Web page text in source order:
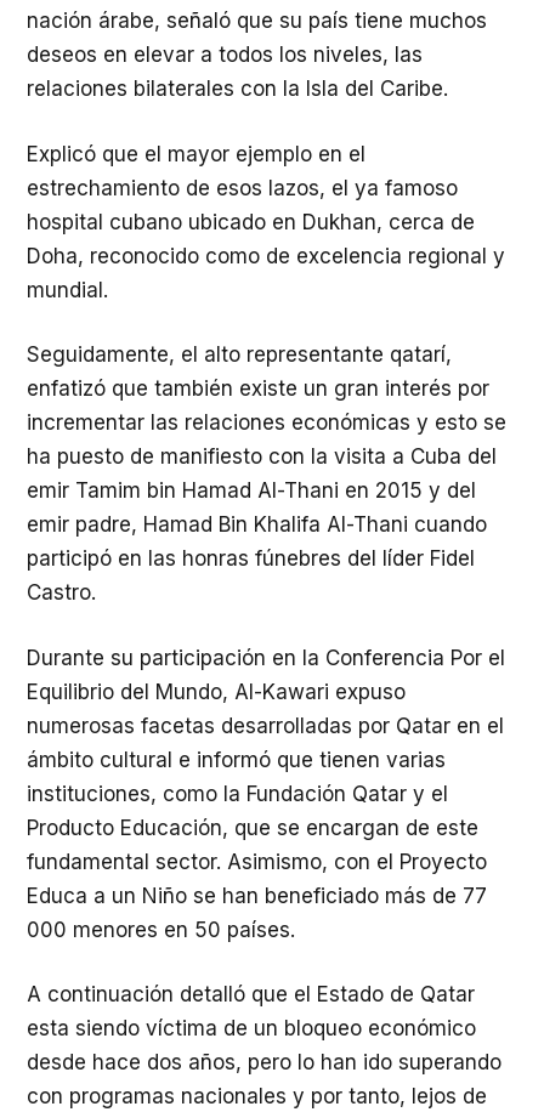
nación árabe, señaló que su país tiene muchos
deseos en elevar a todos los niveles, las
relaciones bilaterales con la Isla del Caribe.
Explicó que el mayor ejemplo en el
estrechamiento de esos lazos, el ya famoso
hospital cubano ubicado en Dukhan, cerca de
Doha, reconocido como de excelencia regional y
mundial.
Seguidamente, el alto representante qatarí,
enfatizó que también existe un gran interés por
incrementar las relaciones económicas y esto se
ha puesto de manifiesto con la visita a Cuba del
emir Tamim bin Hamad Al-Thani en 2015 y del
emir padre, Hamad Bin Khalifa Al-Thani cuando
participó en las honras fúnebres del líder Fidel
Castro.
Durante su participación en la Conferencia Por el
Equilibrio del Mundo, Al-Kawari expuso
numerosas facetas desarrolladas por Qatar en el
ámbito cultural e informó que tienen varias
instituciones, como la Fundación Qatar y el
Producto Educación, que se encargan de este
fundamental sector. Asimismo, con el Proyecto
Educa a un Niño se han beneficiado más de 77
000 menores en 50 países.
A continuación detalló que el Estado de Qatar
esta siendo víctima de un bloqueo económico
desde hace dos años, pero lo han ido superando
con programas nacionales y por tanto, lejos de